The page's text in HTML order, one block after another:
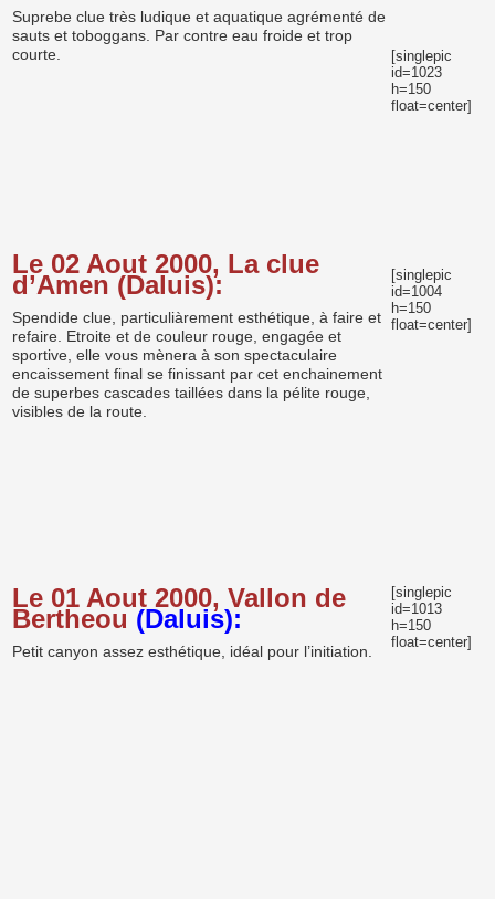
Suprebe clue très ludique et aquatique agrémenté de
sauts et toboggans. Par contre eau froide et trop
courte.
[singlepic
id=1023
h=150
float=center]
Le 02 Aout 2000, La clue
d’Amen (Daluis):
Spendide clue, particuliàrement esthétique, à faire et
refaire. Etroite et de couleur rouge, engagée et
sportive, elle vous mènera à son spectaculaire
encaissement final se finissant par cet enchainement
de superbes cascades taillées dans la pélite rouge,
visibles de la route.
[singlepic
id=1004
h=150
float=center]
Le 01 Aout 2000, Vallon de
Bertheou (Daluis):
Petit canyon assez esthétique, idéal pour l’initiation.
[singlepic
id=1013
h=150
float=center]